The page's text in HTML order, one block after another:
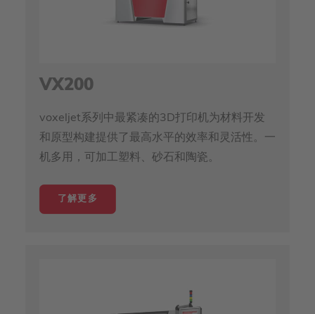
VX200
voxeljet系列中最紧凑的3D打印机为材料开发
和原型构建提供了最高水平的效率和灵活性。一
机多用，可加工塑料、砂石和陶瓷。
了解更多